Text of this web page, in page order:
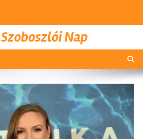
Szoboszlói Nap